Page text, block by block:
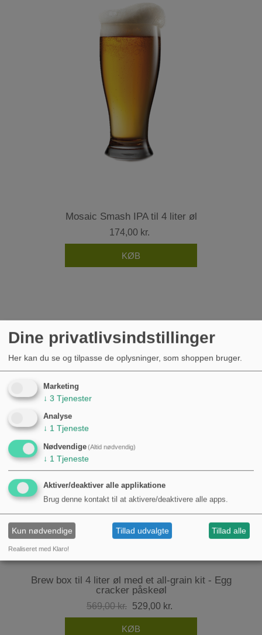
Mosaic Smash IPA til 4 liter øl
174,00 kr.
Brew box til 4 liter øl med et all-grain kit - Egg
cracker påskeøl
569,00 kr. 529,00 kr.
Dine privatlivsindstillinger
Her kan du se og tilpasse de oplysninger, som shoppen bruger.
Marketing
↓ 3 Tjenester
Analyse
↓ 1 Tjeneste
Nødvendige(Altid nødvendig)
↓ 1 Tjeneste
Aktiver/deaktiver alle applikatione
Brug denne kontakt til at aktivere/deaktivere alle apps.
Kun nødvendige Tillad udvalgte Tillad alle
Realiseret med Klaro!